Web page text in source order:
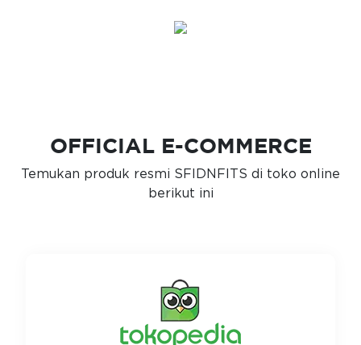
OFFICIAL E-COMMERCE
Temukan produk resmi SFIDNFITS di toko online
berikut ini